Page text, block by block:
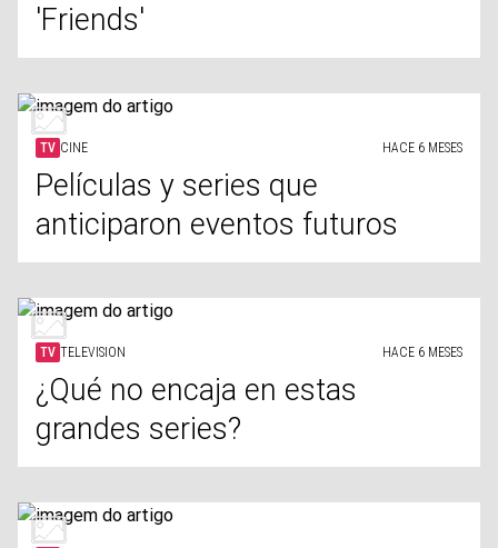
'Friends'
TV CINE HACE 6 MESES
Películas y series que
anticiparon eventos futuros
TV TELEVISION HACE 6 MESES
¿Qué no encaja en estas
grandes series?